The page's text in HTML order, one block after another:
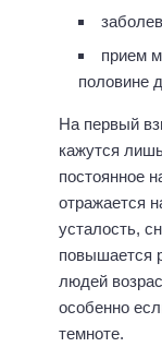
прием
половине
На первый
кажутся
постоянное
отражается
усталость,
повышается
людей
особенно
темноте.